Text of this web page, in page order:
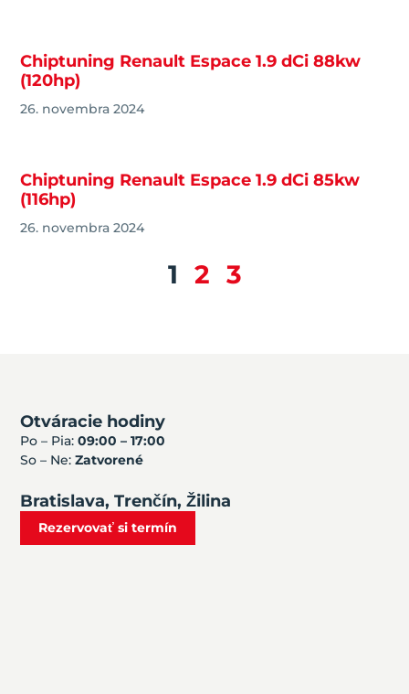
Chiptuning Renault Espace 1.9 dCi 88kw
(120hp)
26. novembra 2024
Chiptuning Renault Espace 1.9 dCi 85kw
(116hp)
26. novembra 2024
1 2 3
Otváracie hodiny
Po – Pia:09:00 – 17:00
So – Ne:Zatvorené
Bratislava, Trenčín, Žilina
Rezervovať si termín